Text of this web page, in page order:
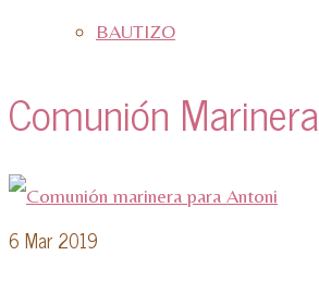
BAUTIZO
Comunión Marinera
6 Mar 2019